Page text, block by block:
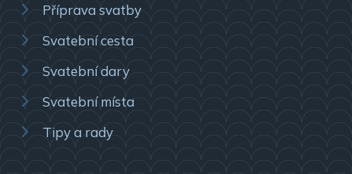
Příprava svatby
Svatební cesta
Svatební dary
Svatební místa
Tipy a rady